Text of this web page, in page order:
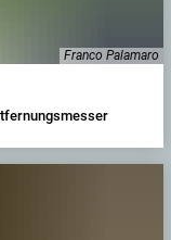
Franco Palamaro